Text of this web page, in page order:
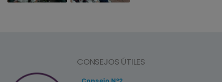
CONSEJOS ÚTILES